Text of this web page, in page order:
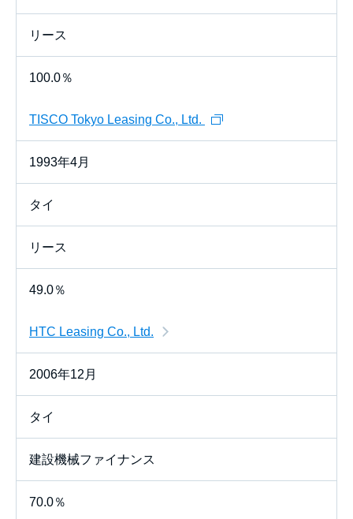
リース
100.0％
TISCO Tokyo Leasing Co., Ltd.
1993年4月
タイ
リース
49.0％
HTC Leasing Co., Ltd.
2006年12月
タイ
建設機械ファイナンス
70.0％